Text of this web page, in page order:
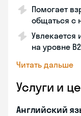
Помогает
общаться с
Увлекается
на уровне В2
Читать дальше
Услуги и
Английский